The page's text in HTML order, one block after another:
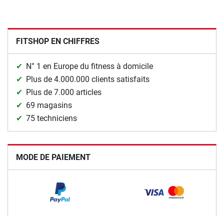
FITSHOP EN CHIFFRES
N° 1 en Europe du fitness à domicile
Plus de 4.000.000 clients satisfaits
Plus de 7.000 articles
69 magasins
75 techniciens
MODE DE PAIEMENT